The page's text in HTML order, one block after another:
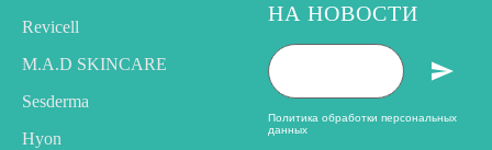
Revicell
M.A.D SKINCARE
Sesderma
Hyon
НА НОВОСТИ
Политика обработки персональных
данных